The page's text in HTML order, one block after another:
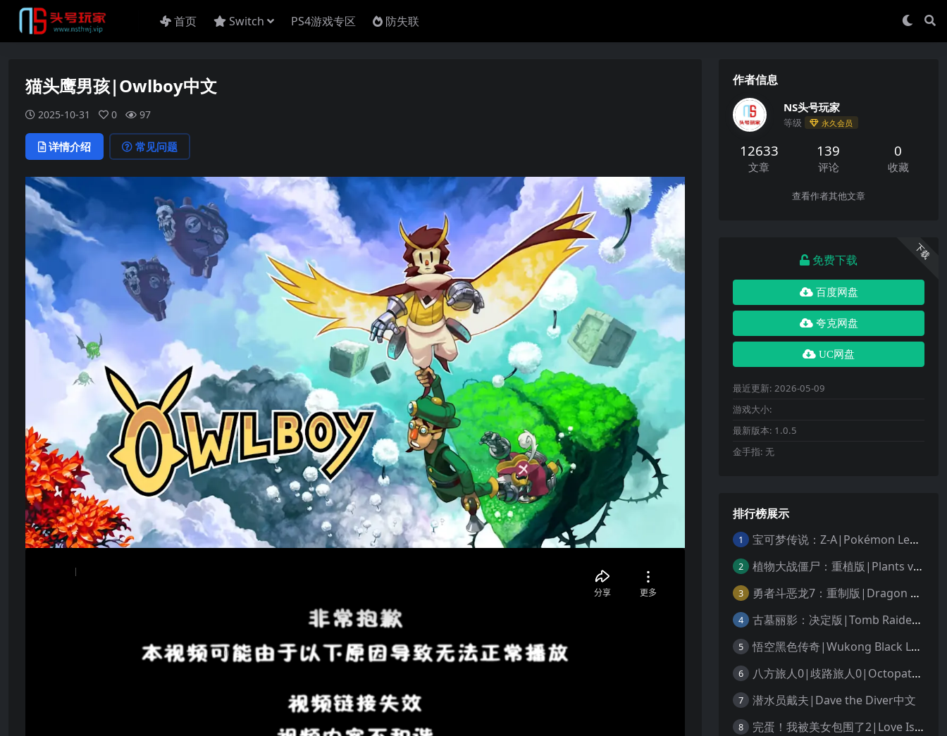
首页 Switch PS4游戏专区 防失联
猫头鹰男孩|Owlboy中文
2025-10-31 0 97
详情介绍 常见问题
作者信息
NS头号玩家
等级 永久会员
12633
文章
139
评论
0
收藏
查看作者其他文章
下载
免费下载
百度网盘
夸克网盘
UC网盘
最近更新: 2026-05-09
游戏大小:
最新版本: 1.0.5
金手指: 无
排行榜展示
1 宝可梦传说：Z-A|Pokémon Legends: Z-A中文
2 植物大战僵尸：重植版|Plants vs. Zombies: Replanted中文
3 勇者斗恶龙7：重制版|Dragon Quest VII Reimagined中文
4 古墓丽影：决定版|Tomb Raider: Definitive Edition中文
5 悟空黑色传奇|Wukong Black Legend
6 八方旅人0|歧路旅人0|Octopath Traveler 0中文
7 潜水员戴夫|Dave the Diver中文
8 完蛋！我被美女包围了2|Love Is All Around 2中文